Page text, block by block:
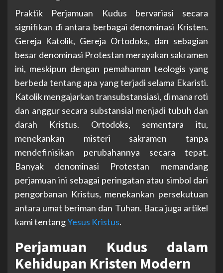
Praktik Perjamuan Kudus bervariasi secara
signifikan di antara berbagai denominasi Kristen.
Gereja Katolik, Gereja Ortodoks, dan sebagian
besar denominasi Protestan merayakan sakramen
ini, meskipun dengan pemahaman teologis yang
berbeda tentang apa yang terjadi selama Ekaristi.
Katolik mengajarkan transubstansiasi, di mana roti
dan anggur secara substansial menjadi tubuh dan
darah Kristus. Ortodoks, sementara itu,
menekankan misteri sakramen tanpa
mendefinisikan perubahannya secara tepat.
Banyak denominasi Protestan memandang
perjamuan ini sebagai peringatan atau simbol dari
pengorbanan Kristus, menekankan persekutuan
antara umat beriman dan Tuhan. Baca juga artikel
kami tentangYesus Kristus.
Perjamuan Kudus dalam
Kehidupan Kristen Modern